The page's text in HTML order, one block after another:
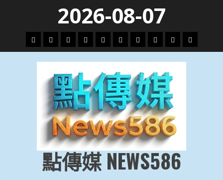
content
2026-08-07
頭
條
財
經
地
方.
會
文
教.
技
專
題
娛
樂
劇
政
治
國
際
運
動
生
活
點傳媒 NEWS586